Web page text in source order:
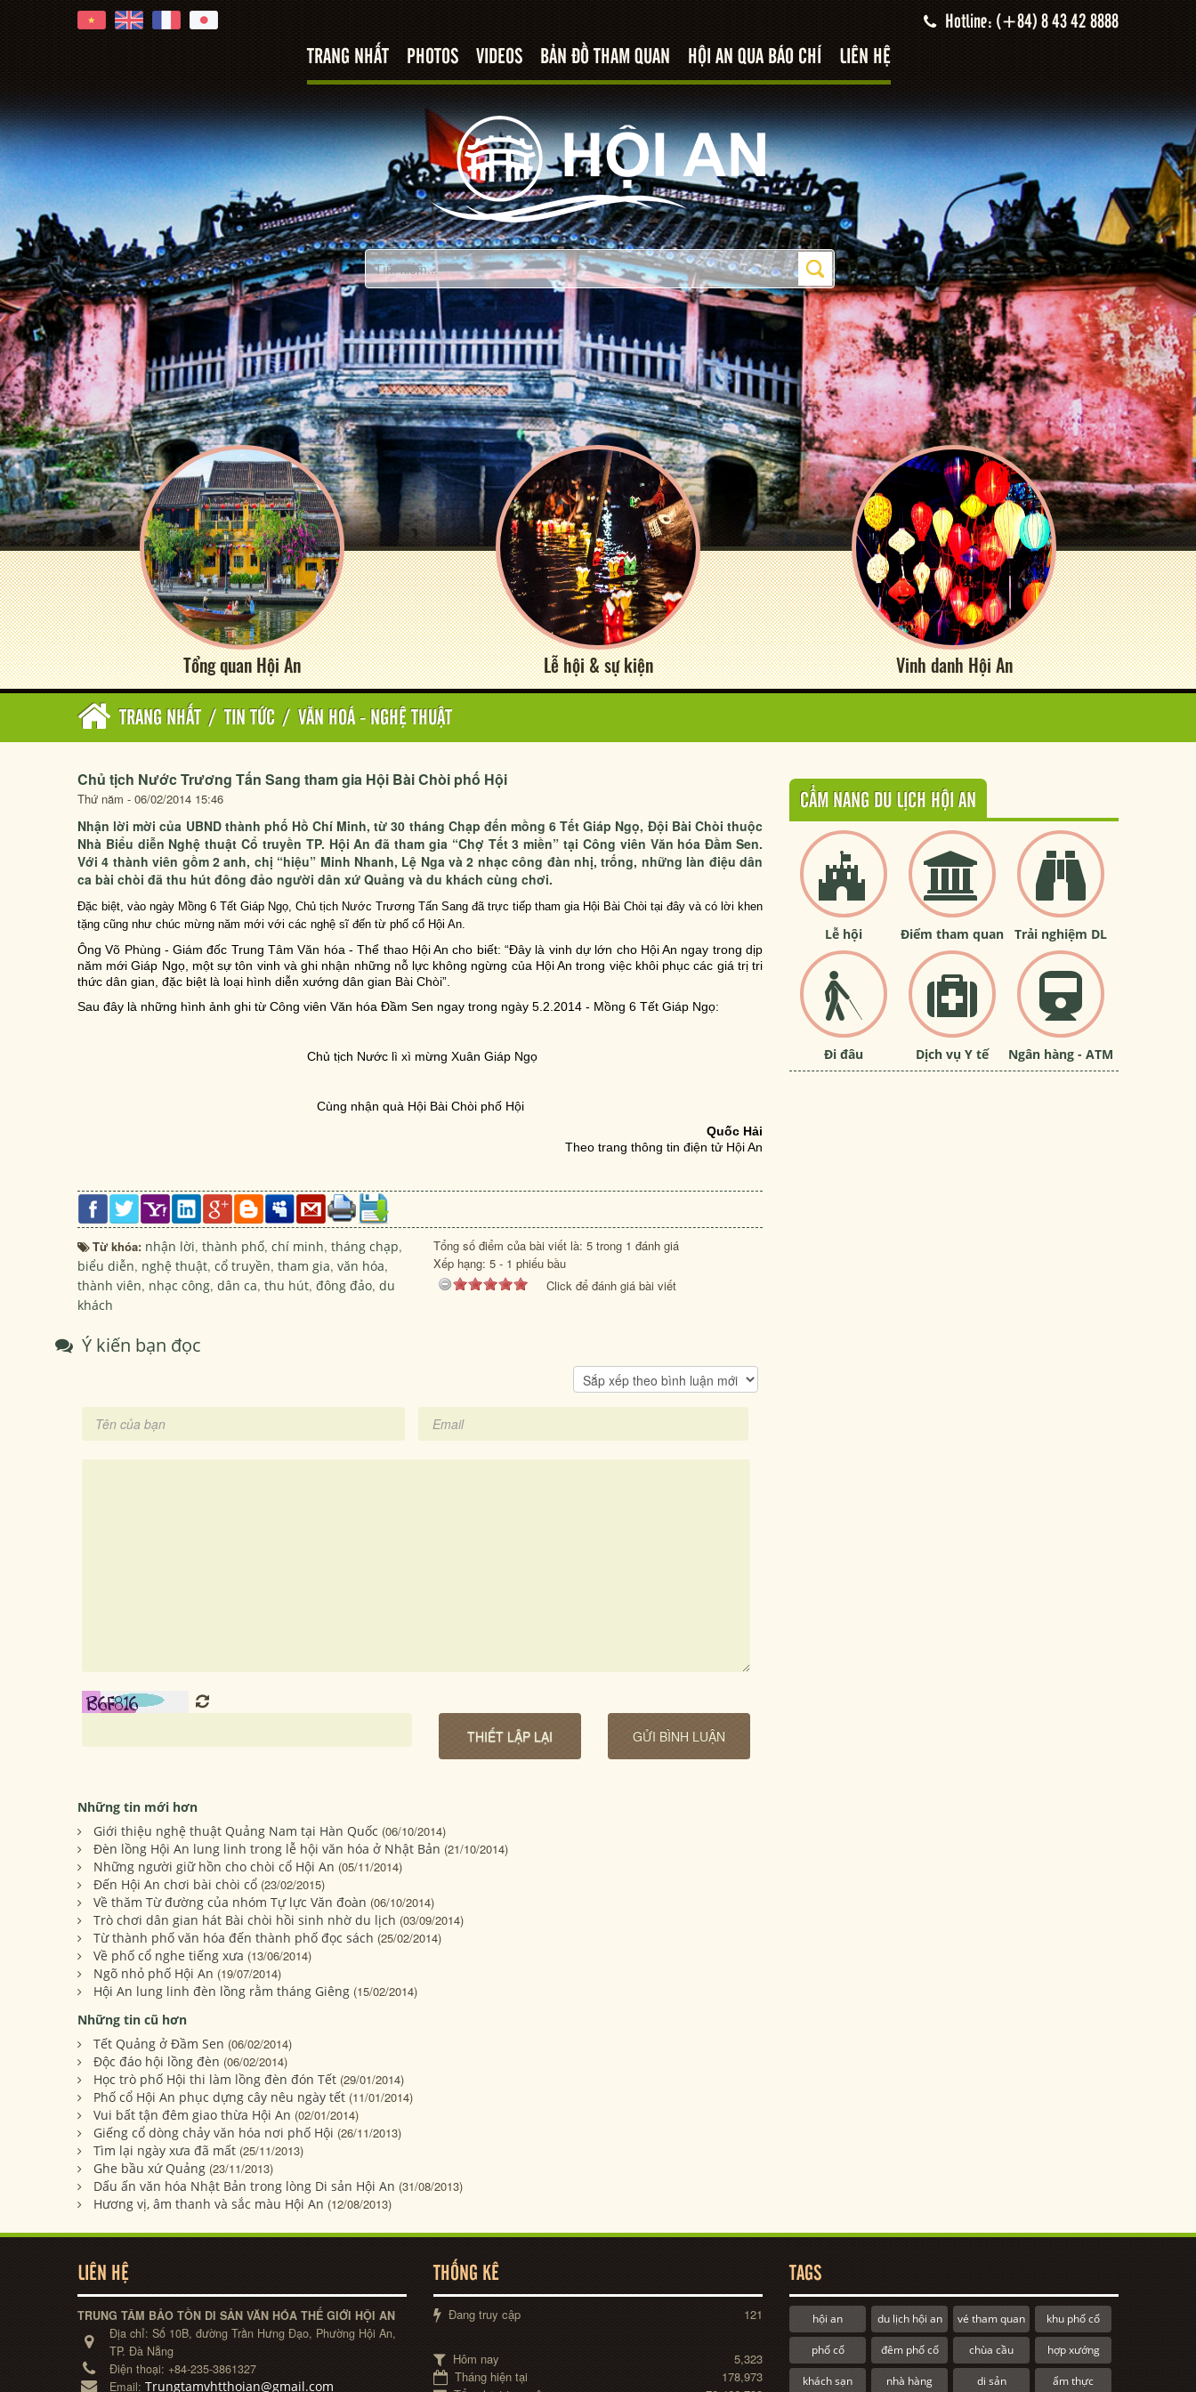
Hotline: (+84) 8 43 42 8888
TRANG NHẤT PHOTOS VIDEOS BẢN ĐỒ THAM QUAN HỘI AN QUA BÁO CHÍ LIÊN HỆ
Tổng quan Hội An Lễ hội & sự kiện Vinh danh Hội An
TRANG NHẤT / TIN TỨC / VĂN HOÁ - NGHỆ THUẬT
Chủ tịch Nước Trương Tấn Sang tham gia Hội Bài Chòi phố Hội
Thứ năm - 06/02/2014 15:46
Nhận lời mời của UBND thành phố Hồ Chí Minh, từ 30 tháng Chạp đến mồng 6 Tết Giáp Ngọ, Đội Bài Chòi thuộc
Nhà Biểu diễn Nghệ thuật Cổ truyền TP. Hội An đã tham gia “Chợ Tết 3 miền” tại Công viên Văn hóa Đầm Sen.
Với 4 thành viên gồm 2 anh, chị “hiệu” Minh Nhanh, Lệ Nga và 2 nhạc công đàn nhị, trống, những làn điệu dân
ca bài chòi đã thu hút đông đảo người dân xứ Quảng và du khách cùng chơi.
Đặc biệt, vào ngày Mồng 6 Tết Giáp Ngọ, Chủ tịch Nước Trương Tấn Sang đã trực tiếp tham gia Hội Bài Chòi tại đây và có lời khen
tặng cũng như chúc mừng năm mới với các nghệ sĩ đến từ phố cổ Hội An.
Ông Võ Phùng - Giám đốc Trung Tâm Văn hóa - Thể thao Hội An cho biết: “Đây là vinh dự lớn cho Hội An ngay trong dịp
năm mới Giáp Ngọ, một sự tôn vinh và ghi nhận những nỗ lực không ngừng của Hội An trong việc khôi phục các giá trị tri
thức dân gian, đặc biệt là loại hình diễn xướng dân gian Bài Chòi”.
Sau đây là những hình ảnh ghi từ Công viên Văn hóa Đầm Sen ngay trong ngày 5.2.2014 - Mồng 6 Tết Giáp Ngọ:
Chủ tịch Nước lì xì mừng Xuân Giáp Ngọ
Cùng nhận quà Hội Bài Chòi phố Hội
Quốc Hải
Theo trang thông tin điện tử Hội An
Từ khóa: nhận lời, thành phố, chí minh, tháng chạp,
biểu diễn, nghệ thuật, cổ truyền, tham gia, văn hóa,
thành viên, nhạc công, dân ca, thu hút, đông đảo, du
khách
Tổng số điểm của bài viết là: 5 trong 1 đánh giá
Xếp hạng: 5 - 1 phiếu bầu
Click để đánh giá bài viết
Ý kiến bạn đọc
Những tin mới hơn
Giới thiệu nghệ thuật Quảng Nam tại Hàn Quốc (06/10/2014)
Đèn lồng Hội An lung linh trong lễ hội văn hóa ở Nhật Bản (21/10/2014)
Những người giữ hồn cho chòi cổ Hội An (05/11/2014)
Đến Hội An chơi bài chòi cổ (23/02/2015)
Về thăm Từ đường của nhóm Tự lực Văn đoàn (06/10/2014)
Trò chơi dân gian hát Bài chòi hồi sinh nhờ du lịch (03/09/2014)
Từ thành phố văn hóa đến thành phố đọc sách (25/02/2014)
Về phố cổ nghe tiếng xưa (13/06/2014)
Ngõ nhỏ phố Hội An (19/07/2014)
Hội An lung linh đèn lồng rằm tháng Giêng (15/02/2014)
Những tin cũ hơn
Tết Quảng ở Đầm Sen (06/02/2014)
Độc đáo hội lồng đèn (06/02/2014)
Học trò phố Hội thi làm lồng đèn đón Tết (29/01/2014)
Phố cổ Hội An phục dựng cây nêu ngày tết (11/01/2014)
Vui bất tận đêm giao thừa Hội An (02/01/2014)
Giếng cổ dòng chảy văn hóa nơi phố Hội (26/11/2013)
Tìm lại ngày xưa đã mất (25/11/2013)
Ghe bầu xứ Quảng (23/11/2013)
Dấu ấn văn hóa Nhật Bản trong lòng Di sản Hội An (31/08/2013)
Hương vị, âm thanh và sắc màu Hội An (12/08/2013)
CẨM NANG DU LỊCH HỘI AN
Lễ hội Điểm tham quan Trải nghiệm DL
Đi đâu Dịch vụ Y tế Ngân hàng - ATM
LIÊN HỆ
TRUNG TÂM BẢO TỒN DI SẢN VĂN HÓA THẾ GIỚI HỘI AN
Địa chỉ: Số 10B, đường Trần Hưng Đạo, Phường Hội An,
TP. Đà Nẵng
Điện thoại: +84-235-3861327
Email: Trungtamvhtthoian@gmail.com
THỐNG KÊ
Đang truy cập 121
Hôm nay
5,323
Tháng hiện tại
178,973
TAGS
hội an du lịch hội an vé tham quan khu phố cổ
phố cổ đêm phố cổ chùa cầu hợp xướng
khách sạn nhà hàng di sản ẩm thực